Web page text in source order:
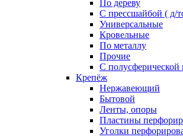
По дереву
С прессшайбой ( д/
Универсальные
Кровельные
По металлу
Прочие
С полусферической
Крепёж
Нержавеющий
Бытовой
Ленты, опоры
Пластины
Уголки